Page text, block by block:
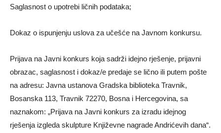
Saglasnost o upotrebi ličnih podataka;
Dokaz o ispunjenju uslova za učešće na Javnom konkursu.
Prijava na Javni konkurs koja sadrži idejno rješenje, prijavni
obrazac, saglasnost i dokaz/e predaje se lično ili putem pošte
na adresu: Javna ustanova Gradska biblioteka Travnik,
Bosanska 113, Travnik 72270, Bosna i Hercegovina, sa
naznakom: „Prijava na Javni konkurs za izradu idejnog
rješenja izgleda skulpture Književne nagrade Andrićevih dana“.